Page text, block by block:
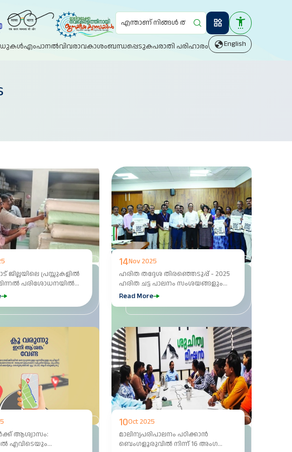
Search
എംപാനൽവിവരാവകാശംബന്ധപ്പെടുകപരാതി പരിഹാരം English
ജില്ലയിലെ പ്രസ്സുകളിൽ
പരിശോധനയിൽ
പ്രിൻറിംഗ്
14Nov 2025
ഹരിത തദ്ദേശ തിരഞ്ഞെടുപ്പ് - 2025
ഹരിത ചട്ട പാലനം സംശയങ്ങളും
മറുപടികളും, കൈ പുസ്തക
Read More
ആശ്വാസം:
എവിടെയും
10Oct 2025
മാലിന്യപരിപാലനം പഠിക്കാൻ
ബെംഗളൂരുവിൽ നിന്ന് 16 അംഗ